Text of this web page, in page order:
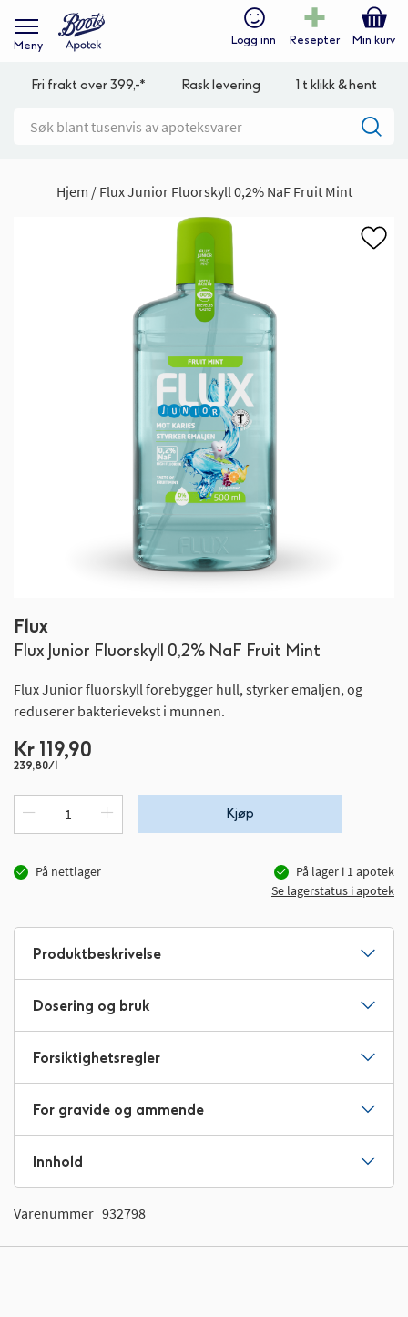
Meny Logg inn Resepter Min kurv
Fri frakt over 399,-* Rask levering 1 t klikk & hent
Hjem Flux Junior Fluorskyll 0,2% NaF Fruit Mint
Flux
Flux Junior Fluorskyll 0,2% NaF Fruit Mint
Flux Junior fluorskyll forebygger hull, styrker emaljen, og
reduserer bakterievekst i munnen.
Kr 119,90
239,80/l
Kjøp
På nettlager På lager i 1apotek
Se lagerstatus i apotek
til
begynnelsen
bildegalleri
Produktbeskrivelse
Dosering og bruk
Forsiktighetsregler
For gravide og ammende
Innhold
Varenummer 932798